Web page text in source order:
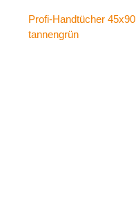
Profi-Handtücher 45x90
tannengrün